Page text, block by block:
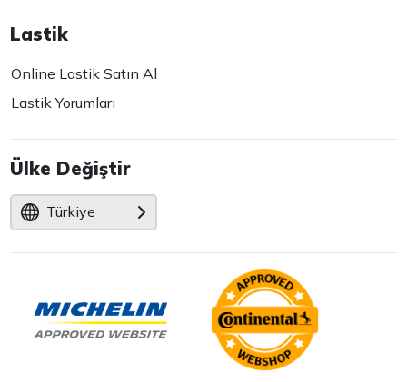
Lastik
Online Lastik Satın Al
Lastik Yorumları
Ülke Değiştir
Türkiye